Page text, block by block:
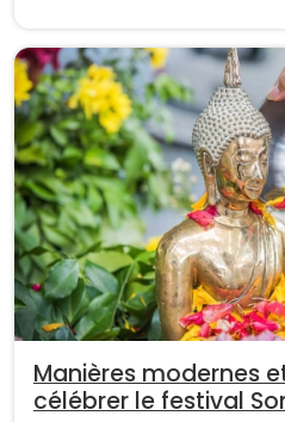
Manières modernes
célébrer le festival